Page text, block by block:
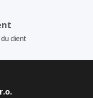
client